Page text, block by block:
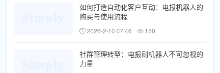
如何打造自动化客户互动：电报机器人的
购买与使用流程
2026-2-10 07:46 150
社群管理转型：电报刷机器人不可忽视的
力量